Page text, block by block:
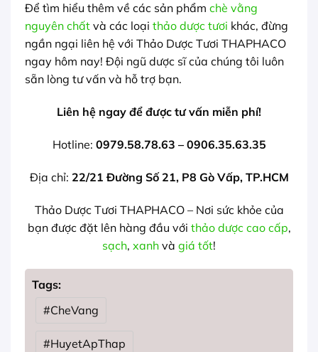
Để tìm hiểu thêm về các sản phẩm chè vằng
nguyên chất và các loại thảo dược tươi khác, đừng
ngần ngại liên hệ với Thảo Dược Tươi THAPHACO
ngay hôm nay! Đội ngũ dược sĩ của chúng tôi luôn
sẵn lòng tư vấn và hỗ trợ bạn.
Liên hệ ngay để được tư vấn miễn phí!
Hotline: 0979.58.78.63 – 0906.35.63.35
Địa chỉ: 22/21 Đường Số 21, P8 Gò Vấp, TP.HCM
Thảo Dược Tươi THAPHACO – Nơi sức khỏe của
bạn được đặt lên hàng đầu với thảo dược cao cấp,
sạch, xanh và giá tốt!
Tags:
#CheVang
#HuyetApThap